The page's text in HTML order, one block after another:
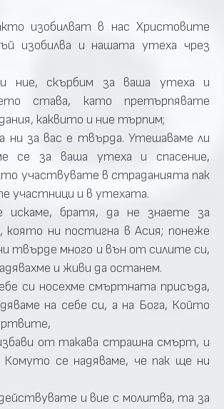
изобилват в нас Христовите
изобилва и нашата утеха чрез
ние, скърбим за ваша утеха и
става, като претърпявате
каквито и ние търпим;
ни за вас е твърда. Утешаваме ли
се за ваша утеха и спасение,
участвувате в страданията пак
участници и в утехата.
братя, да не знаете за
която ни постигна в Асия; понеже
твърде много и вън от силите си,
и живи да останем.
си носехме смъртната присъда,
на себе си, а на Бога, Който
от такава страшна смърт, и
Комуто се надяваме, че пак ще ни
и вие с молитва, та за